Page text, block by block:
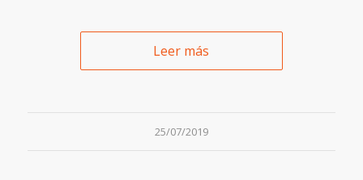
Leer más
25/07/2019